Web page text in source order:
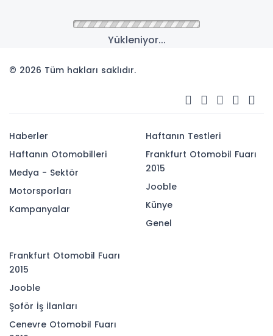
Yükleniyor...
© 2026 Tüm hakları saklıdır.
Haberler
Haftanın Otomobilleri
Medya - Sektör
Motorsporları
Kampanyalar
Haftanın Testleri
Frankfurt Otomobil Fuarı
2015
Jooble
Künye
Genel
Frankfurt Otomobil Fuarı
2015
Jooble
Şoför İş İlanları
Cenevre Otomobil Fuarı